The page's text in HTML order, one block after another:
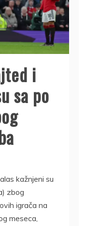
i
sa po
kažnjeni su
zbog
igrača na
meseca,